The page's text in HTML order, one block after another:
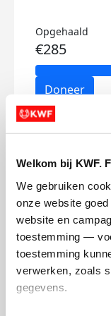
Welkom bij KWF.
We gebruiken
onze website
website en
toestemming —
toestemming
verwerken, zoals
gegevens.
Opgehaald
€285
Doneer